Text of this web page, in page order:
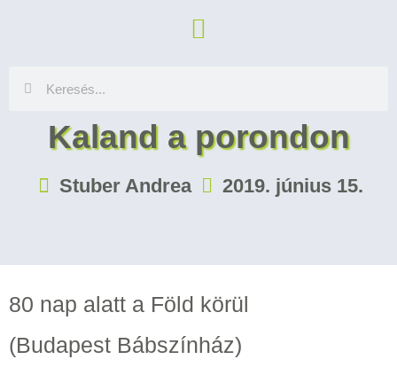
Kaland a porondon
Stuber Andrea 2019. június 15.
80 nap alatt a Föld körül
(Budapest Bábszínház)